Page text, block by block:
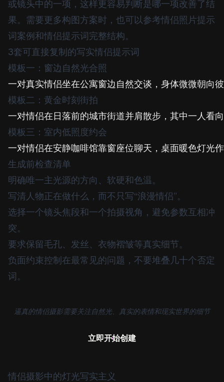
或镜头中的一项，这样更容易判断是哪一项改善了结
果。需要更多构图方案时，也可以参考情侣照片提示
词案例 和情侣提示词完整结构。
3套可直接复制的写实情侣提示词
模板一：窗边自然光合照
模板二：黄金时刻街拍
模板三：室内低照度约会
生成前检查清单
明确唯一主光源的方向、软硬和色温。
写清人物正在做什么，而不只写“浪漫情侣”。
选择一个镜头焦段和一个拍摄视角，避免参数互相冲
突。
要求保留毛孔、发丝、衣物褶皱等真实细节。
负面约束控制在最常见的问题，不要堆叠几十个否定
词。
逼真的情侣摄影需要关注自然光、真实的表情和现实世界的细节
立即开始创建
情侣摄影中的灯光写实主义